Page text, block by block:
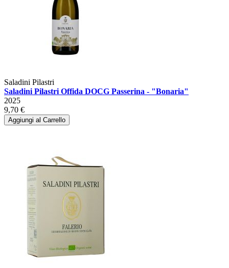
Saladini Pilastri
Saladini Pilastri Offida DOCG Passerina - "Bonaria"
2025
9,70 €
Aggiungi al Carrello